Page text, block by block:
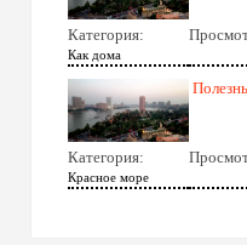
Категория:
Как дома
Категория:
Красное море